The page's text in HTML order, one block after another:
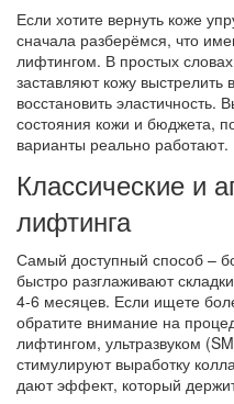
Если хотите вернуть коже
сначала разберёмся, что
лифтингом. В простых
заставляют кожу
восстановить эластичность.
состояния кожи и бюджета,
варианты реально работают.
Классические и
лифтинга
Самый доступный способ –
быстро разглаживают
4‑6 месяцев. Если ищете
обратите внимание на
лифтингом, ультразвуком
стимулируют выработку
дают эффект, который